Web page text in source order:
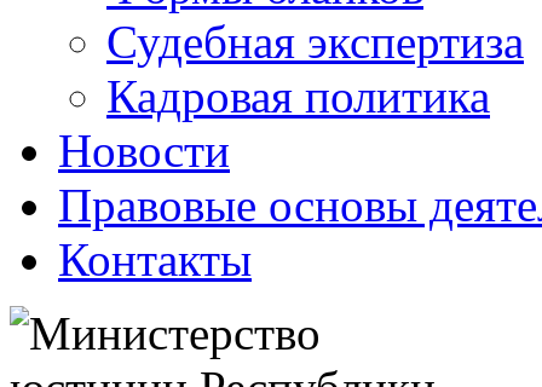
Судебная экспертиза
Кадровая политика
Новости
Правовые основы
Контакты